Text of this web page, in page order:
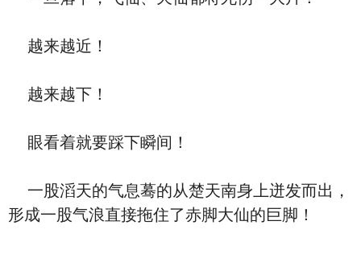
越来越近！
越来越下！
眼看着就要踩下瞬间！
一股滔天的气息蓦的从楚天南身上迸发而出，
形成一股气浪直接拖住了赤脚大仙的巨脚！